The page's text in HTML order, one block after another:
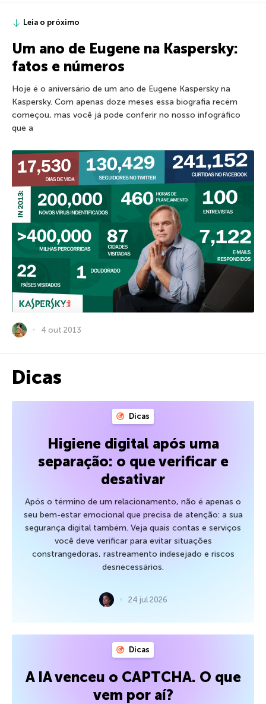
Leia o próximo
Um ano de Eugene na Kaspersky:
fatos e números
Hoje é o aniversário de um ano de Eugene Kaspersky na
Kaspersky. Com apenas doze meses essa biografia recém
começou, mas você já pode conferir no nosso infográfico
que a
4 out 2013
Dicas
Dicas
Higiene digital após uma
separação: o que verificar e
desativar
Após o término de um relacionamento, não é apenas o
seu bem-estar emocional que precisa de atenção: a sua
segurança digital também. Veja quais contas e serviços
você deve verificar para evitar situações
constrangedoras, rastreamento indesejado e riscos
desnecessários.
24 jul 2026
Dicas
A IA venceu o CAPTCHA. O que
vem por aí?